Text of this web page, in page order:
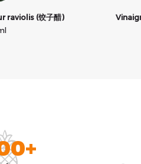
raviolis (饺子醋)